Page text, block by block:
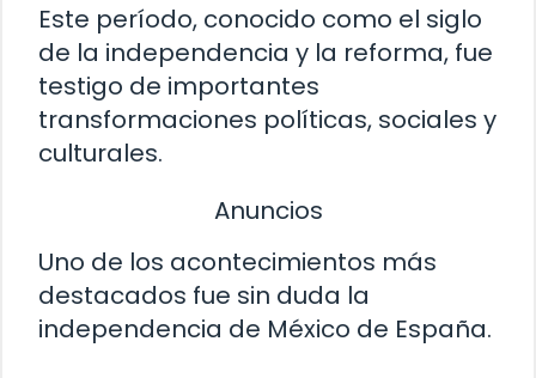
Este período, conocido como el siglo
de la independencia y la reforma, fue
testigo de importantes
transformaciones políticas, sociales y
culturales.
Anuncios
Uno de los acontecimientos más
destacados fue sin duda la
independencia de México de España.